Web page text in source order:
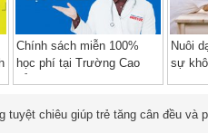
Chính sách miễn 100%
học phí tại Trường Cao
Nuôi
sự
tuyệt chiêu giúp trẻ tăng cân đều và